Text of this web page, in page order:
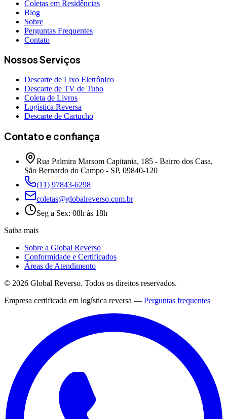
Coletas em Residências
Blog
Sobre
Perguntas Frequentes
Contato
Nossos Serviços
Descarte de Lixo Eletrônico
Descarte de TV de Tubo
Coleta de Livros
Logística Reversa
Descarte de Cartucho
Contato e confiança
Rua Palmira Marsom Capitania, 185 - Bairro dos Casa,
São Bernardo do Campo - SP, 09840-120
(11) 97843-6298
coletas@globalreverso.com.br
Seg a Sex: 08h às 18h
Saiba mais
Sobre a Global Reverso
Conformidade e Certificados
Áreas de Atendimento
© 2026 Global Reverso. Todos os direitos reservados.
Empresa certificada em logística reversa — Perguntas frequentes